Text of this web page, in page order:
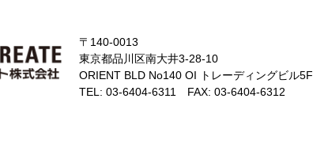
〒140-0013
東京都品川区南大井3-28-10
ORIENT BLD No140 OI トレーディングビル5F
TEL: 03-6404-6311 FAX: 03-6404-6312